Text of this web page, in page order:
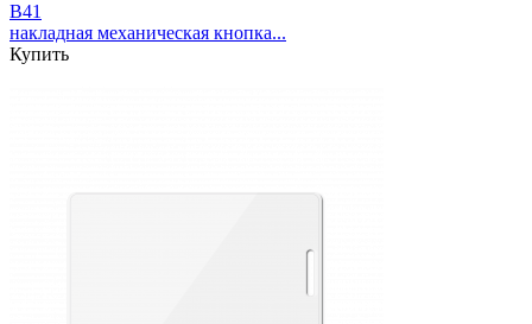
B41
накладная механическая кнопка...
Купить